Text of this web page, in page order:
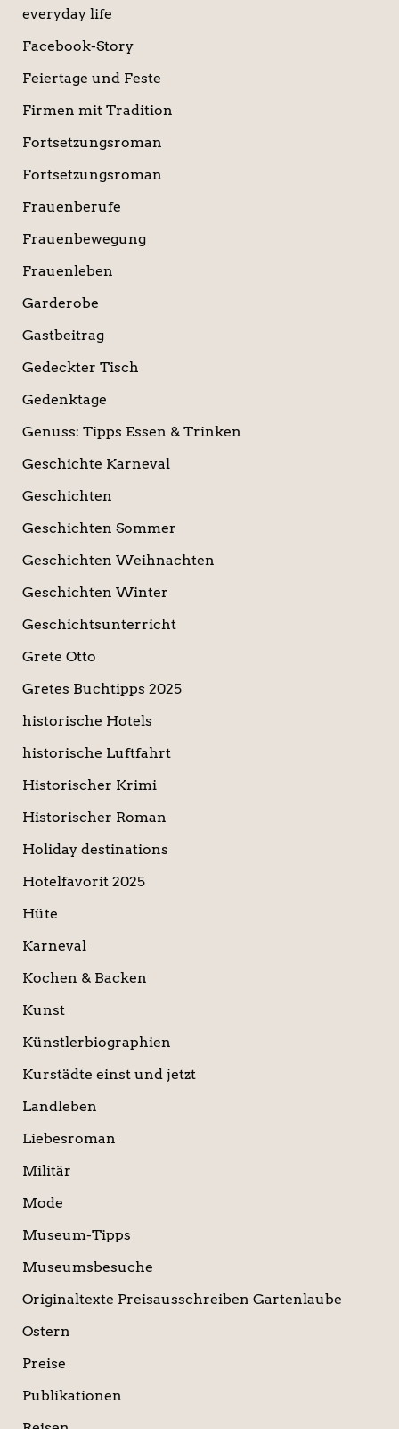
everyday life
Facebook-Story
Feiertage und Feste
Firmen mit Tradition
Fortsetzungsroman
Fortsetzungsroman
Frauenberufe
Frauenbewegung
Frauenleben
Garderobe
Gastbeitrag
Gedeckter Tisch
Gedenktage
Genuss: Tipps Essen & Trinken
Geschichte Karneval
Geschichten
Geschichten Sommer
Geschichten Weihnachten
Geschichten Winter
Geschichtsunterricht
Grete Otto
Gretes Buchtipps 2025
historische Hotels
historische Luftfahrt
Historischer Krimi
Historischer Roman
Holiday destinations
Hotelfavorit 2025
Hüte
Karneval
Kochen & Backen
Kunst
Künstlerbiographien
Kurstädte einst und jetzt
Landleben
Liebesroman
Militär
Mode
Museum-Tipps
Museumsbesuche
Originaltexte Preisausschreiben Gartenlaube
Ostern
Preise
Publikationen